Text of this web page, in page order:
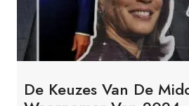
De Keuzes Van De